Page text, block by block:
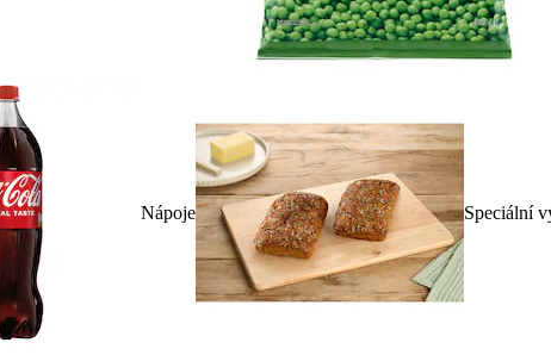
Nápoje Speciální